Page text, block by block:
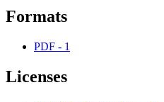
Formats
PDF - 1
Licenses